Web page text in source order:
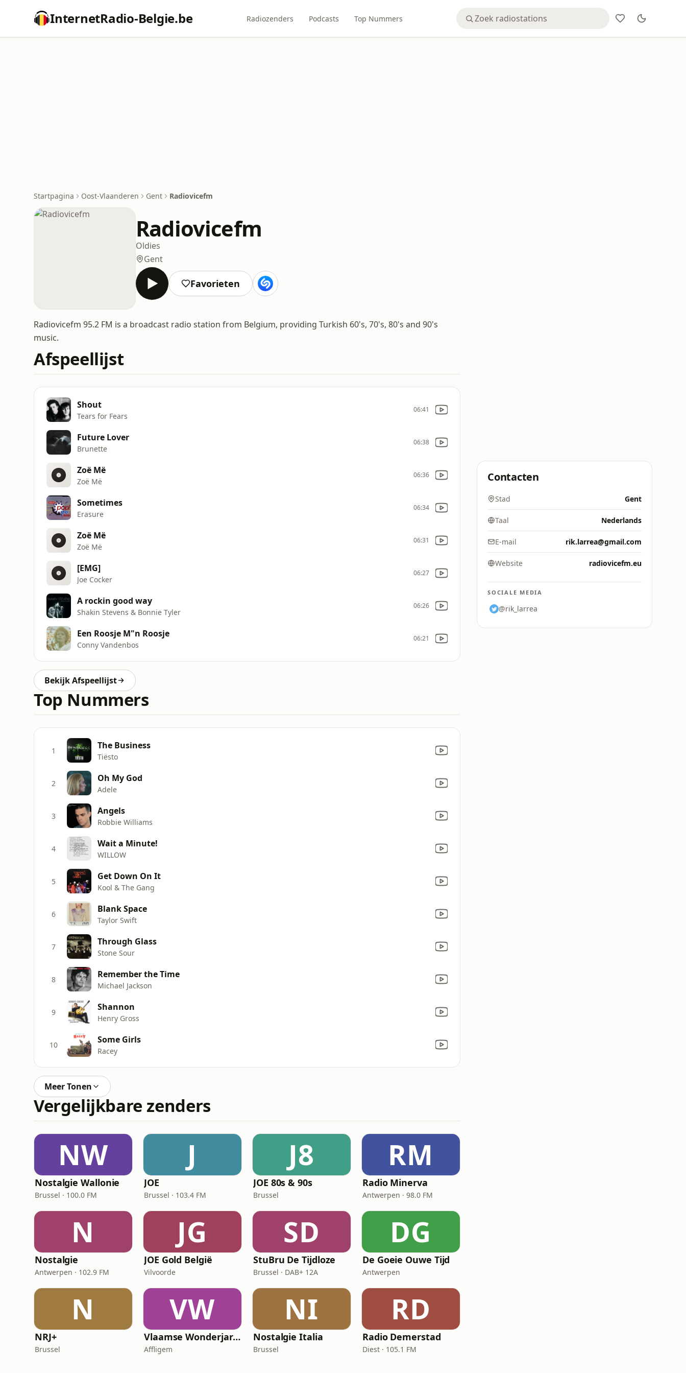
InternetRadio-Belgie.be Radiozenders Podcasts Top Nummers
Startpagina Oost-Vlaanderen Gent Radiovicefm
Radiovicefm
Oldies
Gent
Favorieten
Radiovicefm 95.2 FM is a broadcast radio station from Belgium, providing Turkish 60's, 70's, 80's and 90's
music.
Afspeellijst
Shout
Tears for Fears
06:41
Future Lover
Brunette
06:38
Zoë Më
Zoë Më
06:36
Sometimes
Erasure
06:34
Zoë Më
Zoë Më
06:31
[EMG]
Joe Cocker
06:27
A rockin good way
Shakin Stevens & Bonnie Tyler
06:26
Een Roosje M"n Roosje
Conny Vandenbos
06:21
Bekijk Afspeellijst
Top Nummers
1 The Business
Tiësto
2 Oh My God
Adele
3 Angels
Robbie Williams
4 Wait a Minute!
WILLOW
5 Get Down On It
Kool & The Gang
6 Blank Space
Taylor Swift
7 Through Glass
Stone Sour
8 Remember the Time
Michael Jackson
9 Shannon
Henry Gross
10 Some Girls
Racey
Meer Tonen
Vergelijkbare zenders
NW
Nostalgie Wallonie
Brussel · 100.0 FM
J
JOE
Brussel · 103.4 FM
J8
JOE 80s & 90s
Brussel
RM
Radio Minerva
Antwerpen · 98.0 FM
N
Nostalgie
Antwerpen · 102.9 FM
JG
JOE Gold België
Vilvoorde
SD
StuBru De Tijdloze
Brussel · DAB+ 12A
DG
De Goeie Ouwe Tijd
Antwerpen
N
NRJ+
Brussel
VW
Vlaamse Wonderjaren
Affligem
NI
Nostalgie Italia
Brussel
RD
Radio Demerstad
Diest · 105.1 FM
Contacten
Stad Gent
Taal Nederlands
E-mail rik.larrea@gmail.com
Website radiovicefm.eu
SOCIALE MEDIA
@rik_larrea